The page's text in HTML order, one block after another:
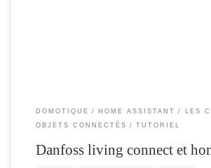
DOMOTIQUE HOME ASSISTANT
LES
OBJETS CONNECTÉS
TUTORIEL
Danfoss living connect et